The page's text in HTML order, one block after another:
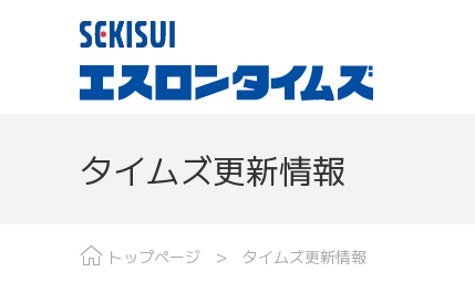
タイムズ更新情報
トップページ タイムズ更新情報